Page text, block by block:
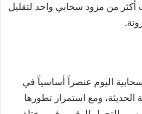
من مزود سحابي واحد لتقليل
اليوم عنصراً أساسياً في
الحديثة، ومع استمرار تطورها